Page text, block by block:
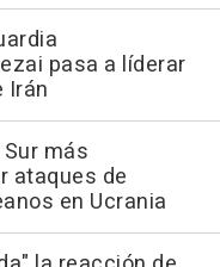
pasa a líderar
Irán
más
ataques de
en Ucrania